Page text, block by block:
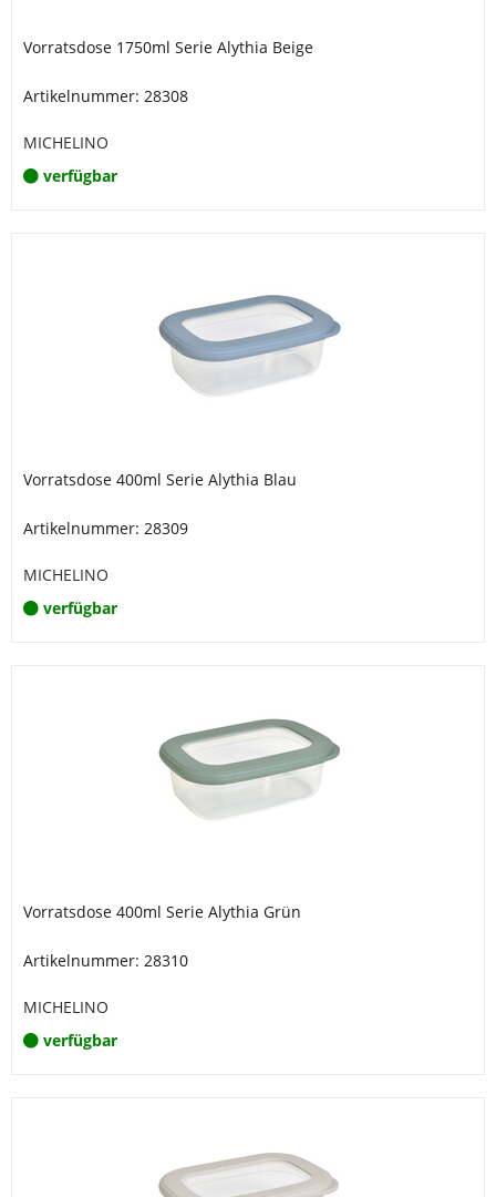
Vorratsdose 1750ml Serie Alythia Beige
Artikelnummer: 28308
MICHELINO
verfügbar
Vorratsdose 400ml Serie Alythia Blau
Artikelnummer: 28309
MICHELINO
verfügbar
Vorratsdose 400ml Serie Alythia Grün
Artikelnummer: 28310
MICHELINO
verfügbar